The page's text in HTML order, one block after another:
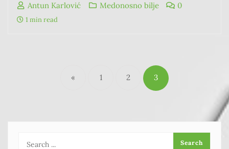
Antun Karlović Medonosno bilje 0
1 min read
« 1 2 3